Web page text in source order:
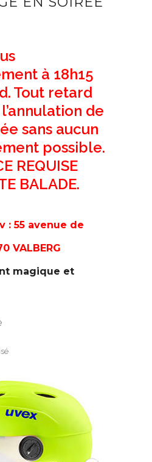
à 18h15
Tout retard
de
sans aucun
possible.
REQUISE
BALADE.
: 55 avenue de
VALBERG
magique et